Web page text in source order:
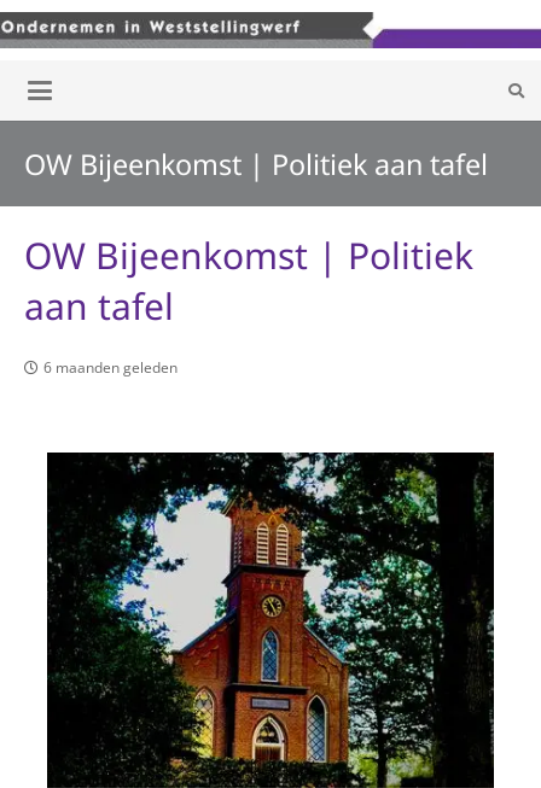
OW Bijeenkomst | Politiek aan tafel
OW Bijeenkomst | Politiek
aan tafel
6 maanden geleden